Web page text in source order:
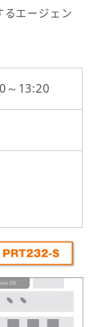
るエージェン
～13:20